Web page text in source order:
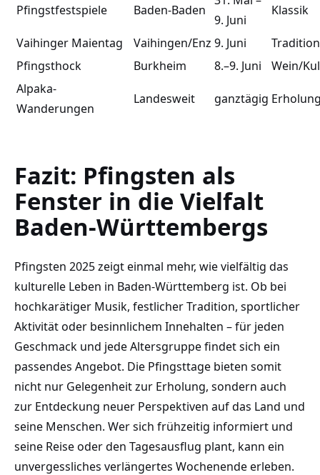
Pfingstfestspiele Baden-Baden
9. Juni
Klassik
Vaihinger Maientag Vaihingen/Enz 9. Juni
Tradition
Pfingsthock
Burkheim 8.–9. Juni
Wein/
Alpaka-
Wanderungen
Landesweit ganztägig
Fazit: Pfingsten als
Fenster in die Vielfalt
Baden-Württembergs
Pfingsten 2025 zeigt einmal mehr, wie vielfältig das
kulturelle Leben in Baden-Württemberg ist. Ob bei
hochkarätiger Musik, festlicher Tradition, sportlicher
Aktivität oder besinnlichem Innehalten – für jeden
Geschmack und jede Altersgruppe findet sich ein
passendes Angebot. Die Pfingsttage bieten somit
nicht nur Gelegenheit zur Erholung, sondern auch
zur Entdeckung neuer Perspektiven auf das Land und
seine Menschen. Wer sich frühzeitig informiert und
seine Reise oder den Tagesausflug plant, kann ein
unvergessliches verlängertes Wochenende erleben.